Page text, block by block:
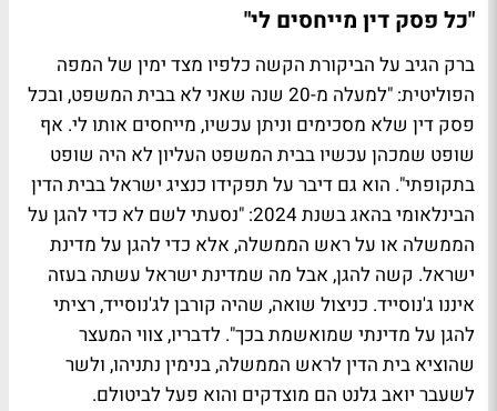
"כל פסק דין מייחסים לי"
ברק הגיב על הביקורת הקשה כלפיו מצד ימין של המפה
הפוליטית: "למעלה מ-20 שנה שאני לא בבית המשפט, ובכל
פסק דין שלא מסכימים וניתן עכשיו, מייחסים אותו לי. אף
שופט שמכהן עכשיו בבית המשפט העליון לא היה שופט
בתקופתי". הוא גם דיבר על תפקידו כנציג ישראל בבית הדין
הבינלאומי בהאג בשנת 2024: "נסעתי לשם לא כדי להגן על
הממשלה או על ראש הממשלה, אלא כדי להגן על מדינת
ישראל. קשה להגן, אבל מה שמדינת ישראל עשתה בעזה
איננו ג'נוסייד. כניצול שואה, שהיה קורבן לג'נוסייד, רציתי
להגן על מדינתי שמואשמת בכך". לדבריו, צווי המעצר
שהוציא בית הדין לראש הממשלה, בנימין נתניהו, ולשר
לשעבר יואב גלנט הם מוצדקים והוא פעל לביטולם.